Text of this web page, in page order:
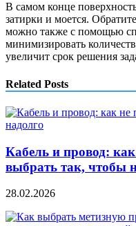
В самом конце
затирки и моется.
можно также с помощью
минимизировать
увеличит срок решения
Related Posts
Кабель и провод:
выбрать так, чтобы
28.02.2026